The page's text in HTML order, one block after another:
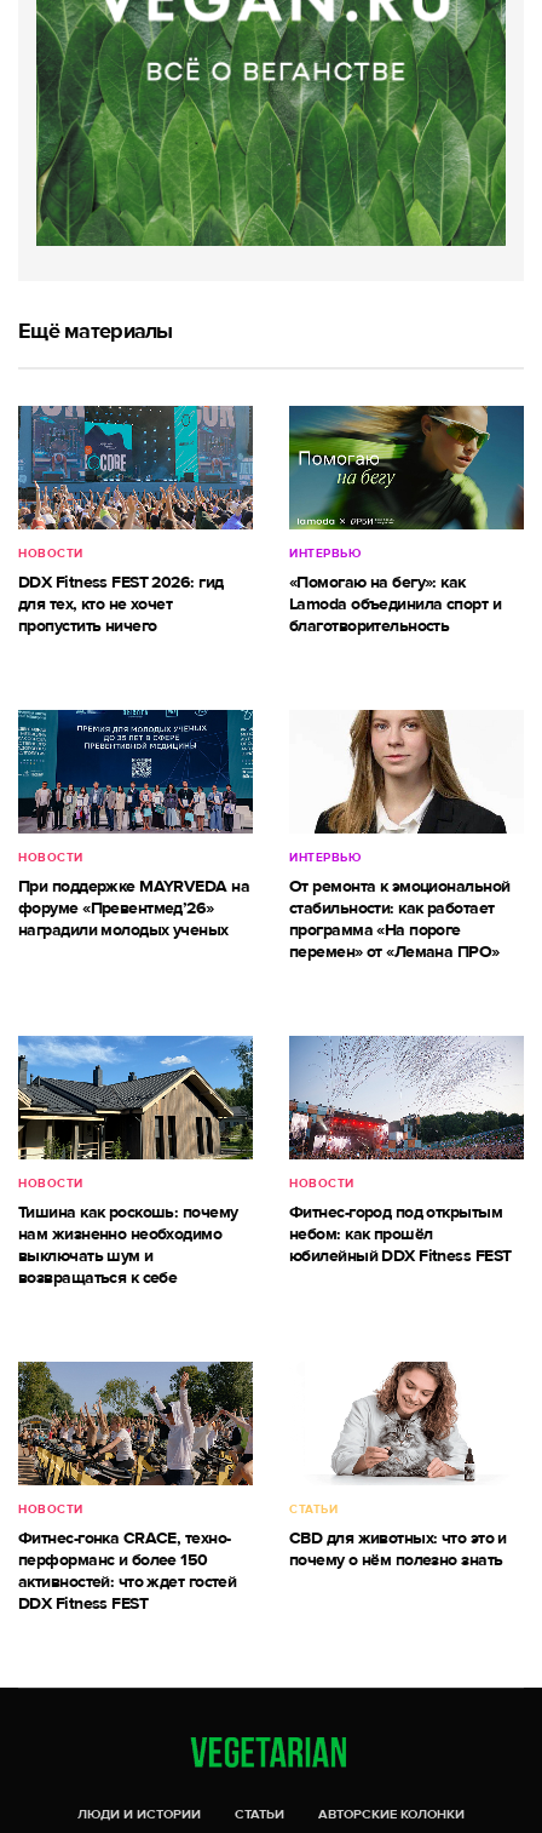
Ещё материалы
НОВОСТИ
DDX Fitness FEST 2026: гид
для тех, кто не хочет
пропустить ничего
ИНТЕРВЬЮ
«Помогаю на бегу»: как
Lamoda объединила спорт и
благотворительность
НОВОСТИ
При поддержке MAYRVEDA на
форуме «Превентмед’26»
наградили молодых ученых
ИНТЕРВЬЮ
От ремонта к эмоциональной
стабильности: как работает
программа «На пороге
перемен» от «Лемана ПРО»
НОВОСТИ
Тишина как роскошь: почему
нам жизненно необходимо
выключать шум и
возвращаться к себе
НОВОСТИ
Фитнес-город под открытым
небом: как прошёл
юбилейный DDX Fitness FEST
НОВОСТИ
Фитнес-гонка CRACE, техно-
перформанс и более 150
активностей: что ждет гостей
DDX Fitness FEST
СТАТЬИ
CBD для животных: что это и
почему о нём полезно знать
ЛЮДИ И ИСТОРИИ СТАТЬИ АВТОРСКИЕ КОЛОНКИ